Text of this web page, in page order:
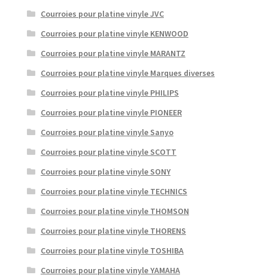
Courroies pour platine vinyle JVC
Courroies pour platine vinyle KENWOOD
Courroies pour platine vinyle MARANTZ
Courroies pour platine vinyle Marques diverses
Courroies pour platine vinyle PHILIPS
Courroies pour platine vinyle PIONEER
Courroies pour platine vinyle Sanyo
Courroies pour platine vinyle SCOTT
Courroies pour platine vinyle SONY
Courroies pour platine vinyle TECHNICS
Courroies pour platine vinyle THOMSON
Courroies pour platine vinyle THORENS
Courroies pour platine vinyle TOSHIBA
Courroies pour platine vinyle YAMAHA